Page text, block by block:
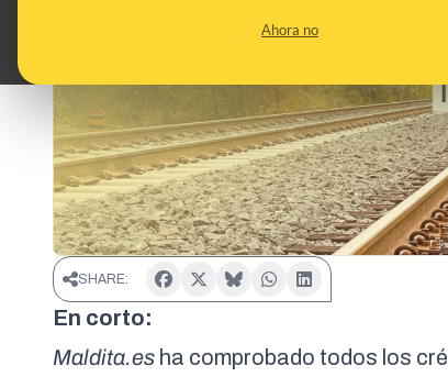
Ahora no
SHARE:
En corto:
Maldita.es ha comprobado todos los